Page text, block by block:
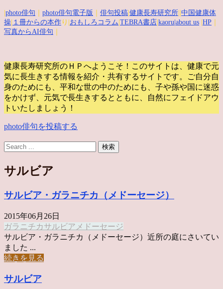
photo俳句 photo俳句電子版 俳句投稿 健康長寿研究所 中国健康体
操 １冊からの本作 り| おもしろコラム TEBRA書店 kaoru |about us HP
写真からAI俳句
健康長寿研究所のＨＰへようこそ！このサイトは、健康で元
気に長生きする情報を紹介・共有するサイトです。
ご自分自
身のためにも、平和な世の中のためにも、子や孫や国に迷惑
をかけず、元気で長生きするとともに、自然にフェイドアウ
トいたしましょう！
photo俳句を投稿する
サルビア
サルビア・ガラニチカ（メドーセージ）
2015年06月26日
ガラニチカサルビア メドーセージ
サルビア・ガラニチカ（メドーセージ）近所の庭にさいてい
ました ...
続きを見る
サルビア